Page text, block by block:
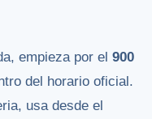
empieza por el 900
del horario oficial.
usa desde el